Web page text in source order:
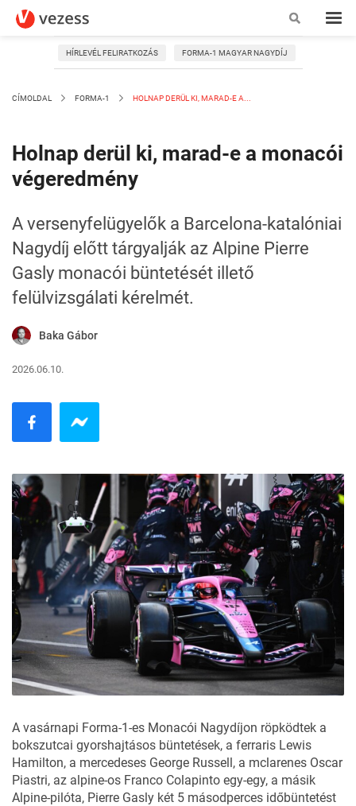
HÍRLEVÉL FELIRATKOZÁS FORMA-1 MAGYAR NAGYDÍJ
CÍMOLDAL FORMA-1 HOLNAP DERÜL KI, MARAD-E A...
Holnap derül ki, marad-e a monacói
végeredmény
A versenyfelügyelők a Barcelona-katalóniai
Nagydíj előtt tárgyalják az Alpine Pierre
Gasly monacói büntetését illető
felülvizsgálati kérelmét.
Baka Gábor
2026.06.10.
A vasárnapi Forma-1-es Monacói Nagydíjon röpködtek a
bokszutcai gyorshajtásos büntetések, a ferraris Lewis
Hamilton, a mercedeses George Russell, a mclarenes Oscar
Piastri, az alpine-os Franco Colapinto egy-egy, a másik
Alpine-pilóta, Pierre Gasly két 5 másodperces időbüntetést